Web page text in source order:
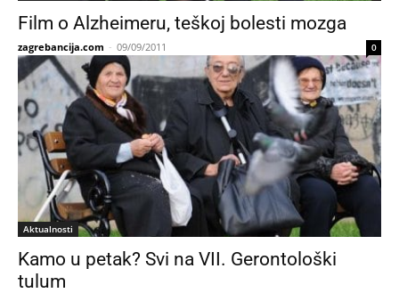
Film o Alzheimeru, teškoj bolesti mozga
zagrebancija.com - 09/09/2011 0
Aktualnosti
Kamo u petak? Svi na VII. Gerontološki
tulum